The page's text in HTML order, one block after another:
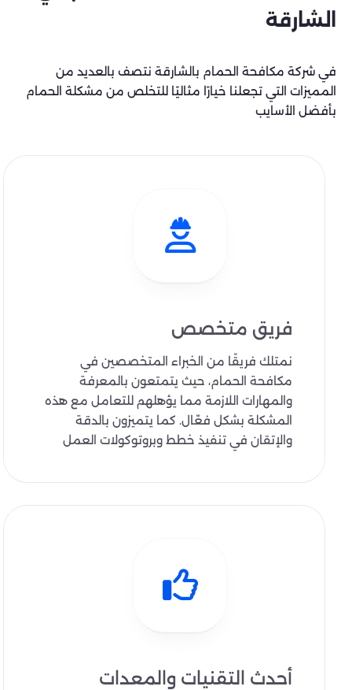
الشارقة
في شركة مكافحة الحمام بالشارقة نتصف بالعديد من
المميزات التي تجعلنا خيارًا مثاليًا للتخلص من مشكلة الحمام
بأفضل الأسايب
فريق متخصص
نمتلك فريقًا من الخبراء المتخصصين في
مكافحة الحمام، حيث يتمتعون بالمعرفة
والمهارات اللازمة مما يؤهلهم للتعامل مع هذه
المشكلة بشكل فعّال. كما يتميزون بالدقة
والإتقان في تنفيذ خطط وبروتوكولات العمل
أحدث التقنيات والمعدات